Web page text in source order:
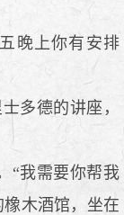
晚上你有安排
多德的讲座，
“我需要你帮我
木酒馆，坐在